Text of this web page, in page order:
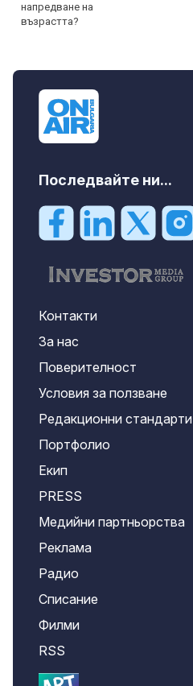
Последвайте ни...
Контакти
За нас
Поверителност
Условия за ползване
Редакционни стандарти
Портфолио
Екип
PRESS
Медийни партньорства
Реклама
Радио
Списание
Филми
RSS